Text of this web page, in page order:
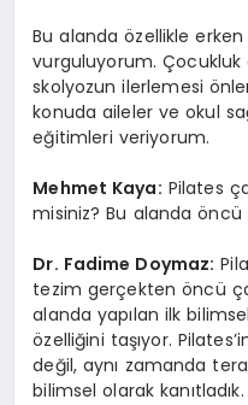
Bu alanda özellikle
vurguluyorum.
skolyozun ilerlemesi
konuda aileler ve okul
eğitimleri veriyorum.
Mehmet Kaya: Pilates
misiniz? Bu alanda öncü
Dr. Fadime Doymaz:
tezim gerçekten öncü
alanda yapılan ilk
özelliğini taşıyor.
değil, aynı zamanda
bilimsel olarak kanıtladık.